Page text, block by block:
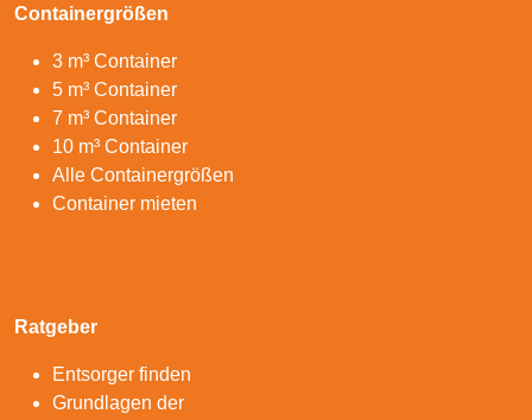
Containergrößen
3 m³ Container
5 m³ Container
7 m³ Container
10 m³ Container
Alle Containergrößen
Container mieten
Ratgeber
Entsorger finden
Grundlagen der